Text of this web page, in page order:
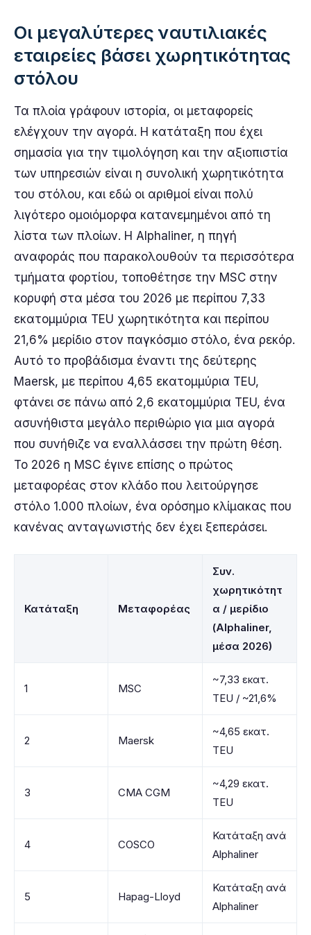
Οι μεγαλύτερες ναυτιλιακές
εταιρείες βάσει χωρητικότητας
στόλου
Τα πλοία γράφουν ιστορία, οι μεταφορείς
ελέγχουν την αγορά. Η κατάταξη που έχει
σημασία για την τιμολόγηση και την αξιοπιστία
των υπηρεσιών είναι η συνολική χωρητικότητα
του στόλου, και εδώ οι αριθμοί είναι πολύ
λιγότερο ομοιόμορφα κατανεμημένοι από τη
λίστα των πλοίων. Η Alphaliner, η πηγή
αναφοράς που παρακολουθούν τα περισσότερα
τμήματα φορτίου, τοποθέτησε την MSC στην
κορυφή στα μέσα του 2026 με περίπου 7,33
εκατομμύρια TEU χωρητικότητα και περίπου
21,6% μερίδιο στον παγκόσμιο στόλο, ένα ρεκόρ.
Αυτό το προβάδισμα έναντι της δεύτερης
Maersk, με περίπου 4,65 εκατομμύρια TEU,
φτάνει σε πάνω από 2,6 εκατομμύρια TEU, ένα
ασυνήθιστα μεγάλο περιθώριο για μια αγορά
που συνήθιζε να εναλλάσσει την πρώτη θέση.
Το 2026 η MSC έγινε επίσης ο πρώτος
μεταφορέας στον κλάδο που λειτούργησε
στόλο 1.000 πλοίων, ένα ορόσημο κλίμακας που
κανένας ανταγωνιστής δεν έχει ξεπεράσει.
Κατάταξη Μεταφορέας
Συν.
χωρητικότητ
α / μερίδιο
(Alphaliner,
μέσα 2026)
1 MSC
~7,33 εκατ.
TEU / ~21,6%
2 Maersk
~4,65 εκατ.
TEU
3 CMA CGM
~4,29 εκατ.
TEU
4 COSCO
Κατάταξη ανά
Alphaliner
5 Hapag-Lloyd
Κατάταξη ανά
Alphaliner